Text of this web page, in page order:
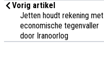
Vorig artikel
Jetten houdt rekening met
economische tegenvaller
door Iranoorlog